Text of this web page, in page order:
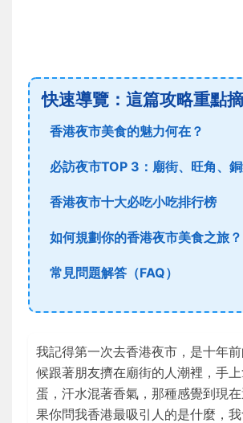
快速導覽：這篇攻略重點
香港夜市美食的魅力何在？
必訪夜市TOP 3：廟街、旺角、
香港夜市十大必吃小吃排行榜
如何規劃你的香港夜市美食之旅？
常見問題解答（FAQ）
我記得第一次去香港夜市，是十年
候跟著朋友擠在廟街的人潮裡，手
蛋，汗水混著香氣，那種感覺到現
果你問我香港最吸引人的是什麼，